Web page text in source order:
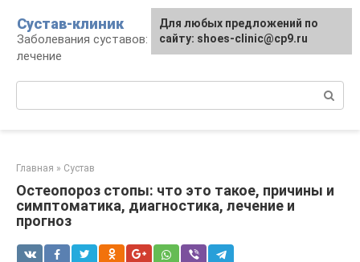
контенту
Сустав-клиник
Заболевания суставов: профилактика и
лечение
Главная » Сустав
Остеопороз стопы: что это такое, причины и
симптоматика, диагностика, лечение и
прогноз
Для любых предложений по
сайту: shoes-clinic@cp9.ru